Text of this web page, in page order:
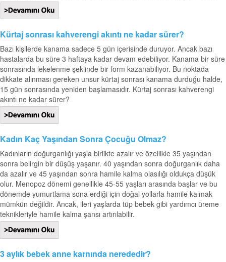
Kürtaj sonrası kahverengi akıntı ne kadar sürer?
Bazı kişilerde kanama sadece 5 gün içerisinde duruyor. Ancak bazı
hastalarda bu süre 3 haftaya kadar devam edebiliyor. Kanama bir süre
sonrasında lekelenme şeklinde bir form kazanabiliyor. Bu noktada
dikkate alınması gereken unsur kürtaj sonrası kanama durduğu halde,
15 gün sonrasında yeniden başlamasıdır. Kürtaj sonrası kahverengi
akıntı ne kadar sürer?
Kadın Kaç Yaşından Sonra Çocuğu Olmaz?
Kadınların doğurganlığı yaşla birlikte azalır ve özellikle 35 yaşından
sonra belirgin bir düşüş yaşanır. 40 yaşından sonra doğurganlık daha
da azalır ve 45 yaşından sonra hamile kalma olasılığı oldukça düşük
olur. Menopoz dönemi genellikle 45-55 yaşları arasında başlar ve bu
dönemde yumurtlama sona erdiği için doğal yollarla hamile kalmak
mümkün değildir. Ancak, ileri yaşlarda tüp bebek gibi yardımcı üreme
teknikleriyle hamile kalma şansı artırılabilir.
3 aylık bebek anne karnında nerededir?